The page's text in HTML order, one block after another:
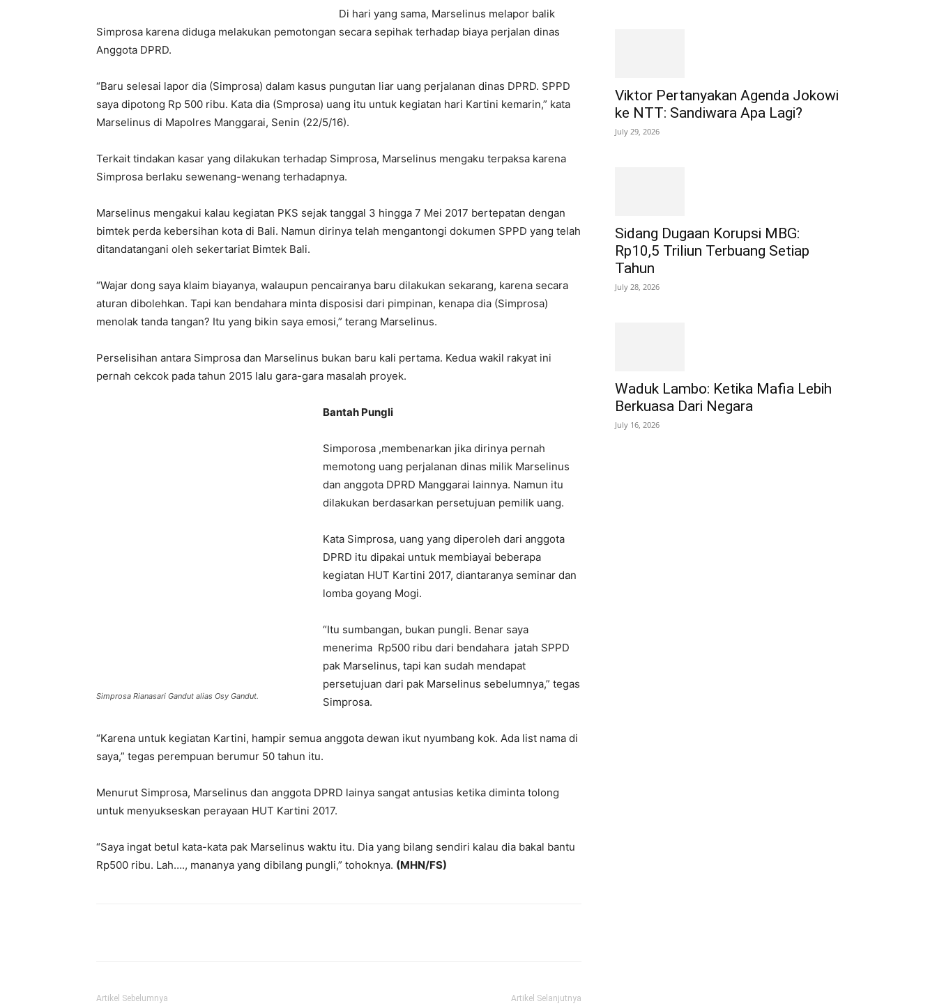
Di hari yang sama, Marselinus melapor balik
Simprosa karena diduga melakukan pemotongan secara sepihak terhadap biaya perjalan dinas
Anggota DPRD.
“Baru selesai lapor dia (Simprosa) dalam kasus pungutan liar uang perjalanan dinas DPRD. SPPD
saya dipotong Rp 500 ribu. Kata dia (Smprosa) uang itu untuk kegiatan hari Kartini kemarin,” kata
Marselinus di Mapolres Manggarai, Senin (22/5/16).
Terkait tindakan kasar yang dilakukan terhadap Simprosa, Marselinus mengaku terpaksa karena
Simprosa berlaku sewenang-wenang terhadapnya.
Marselinus mengakui kalau kegiatan PKS sejak tanggal 3 hingga 7 Mei 2017 bertepatan dengan
bimtek perda kebersihan kota di Bali. Namun dirinya telah mengantongi dokumen SPPD yang telah
ditandatangani oleh sekertariat Bimtek Bali.
“Wajar dong saya klaim biayanya, walaupun pencairanya baru dilakukan sekarang, karena secara
aturan dibolehkan. Tapi kan bendahara minta disposisi dari pimpinan, kenapa dia (Simprosa)
menolak tanda tangan? Itu yang bikin saya emosi,” terang Marselinus.
Perselisihan antara Simprosa dan Marselinus bukan baru kali pertama. Kedua wakil rakyat ini
pernah cekcok pada tahun 2015 lalu gara-gara masalah proyek.
Simprosa Rianasari Gandut alias Osy Gandut.
Bantah Pungli
Simporosa ,membenarkan jika dirinya pernah
memotong uang perjalanan dinas milik Marselinus
dan anggota DPRD Manggarai lainnya. Namun itu
dilakukan berdasarkan persetujuan pemilik uang.
Kata Simprosa, uang yang diperoleh dari anggota
DPRD itu dipakai untuk membiayai beberapa
kegiatan HUT Kartini 2017, diantaranya seminar dan
lomba goyang Mogi.
“Itu sumbangan, bukan pungli. Benar saya
menerima Rp500 ribu dari bendahara jatah SPPD
pak Marselinus, tapi kan sudah mendapat
persetujuan dari pak Marselinus sebelumnya,” tegas
Simprosa.
“Karena untuk kegiatan Kartini, hampir semua anggota dewan ikut nyumbang kok. Ada list nama di
saya,” tegas perempuan berumur 50 tahun itu.
Menurut Simprosa, Marselinus dan anggota DPRD lainya sangat antusias ketika diminta tolong
untuk menyukseskan perayaan HUT Kartini 2017.
“Saya ingat betul kata-kata pak Marselinus waktu itu. Dia yang bilang sendiri kalau dia bakal bantu
Rp500 ribu. Lah…., mananya yang dibilang pungli,” tohoknya. (MHN/FS)
Artikel Sebelumnya Artikel Selanjutnya
Viktor Pertanyakan Agenda Jokowi
ke NTT: Sandiwara Apa Lagi?
July 29, 2026
Sidang Dugaan Korupsi MBG:
Rp10,5 Triliun Terbuang Setiap
Tahun
July 28, 2026
Waduk Lambo: Ketika Mafia Lebih
Berkuasa Dari Negara
July 16, 2026